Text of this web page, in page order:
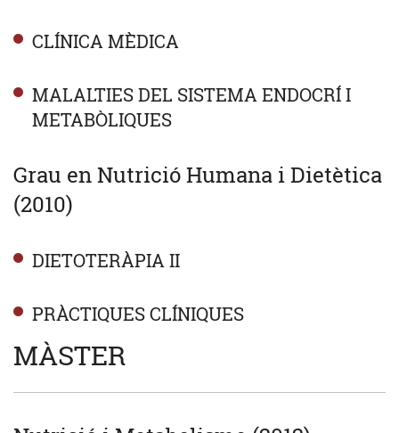
CLÍNICA MÈDICA
MALALTIES DEL SISTEMA ENDOCRÍ I
METABÒLIQUES
Grau en Nutrició Humana i Dietètica
(2010)
DIETOTERÀPIA II
PRÀCTIQUES CLÍNIQUES
MÀSTER